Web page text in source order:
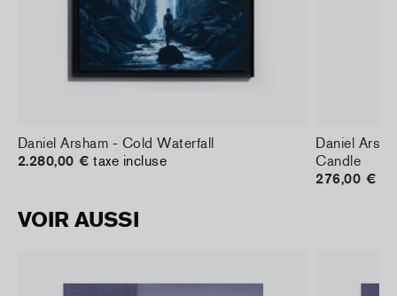
Daniel Arsham - Cold Waterfall
2.280,00 € taxe incluse
Daniel
Candle
276,00 €
VOIR AUSSI